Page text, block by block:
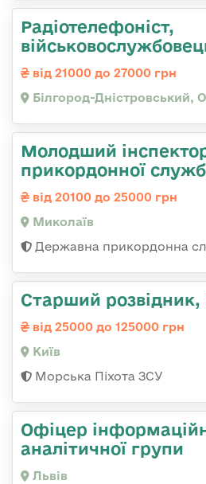
Радіотелефоніст,
від 21000 до 27000 грн
Білгород-Дністровський,
Молодший
прикордонної
від 20100 до 25000 грн
Миколаїв
Державна прикордонна
Старший розвідник,
від 25000 до 125000 грн
Київ
Морська Піхота ЗСУ
Офіцер
аналітичної групи
Львів